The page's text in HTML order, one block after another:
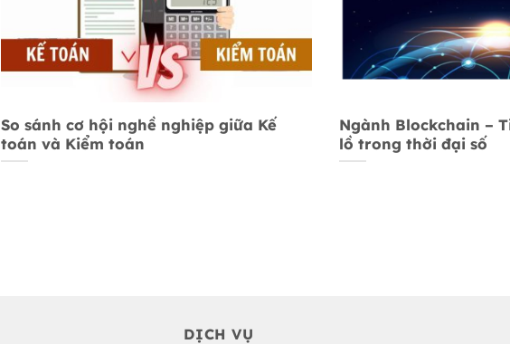
So sánh cơ hội nghề nghiệp giữa Kế
toán và Kiểm toán
Ngành Blockchain –
lồ trong thời đại số
DỊCH VỤ